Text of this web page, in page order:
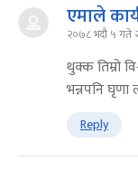
एमाले
२०७८ भदौ ५ गते
थुक्क तिम्रो
भन्नपनि घृणा
Reply